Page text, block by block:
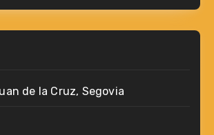
de la Cruz, Segovia